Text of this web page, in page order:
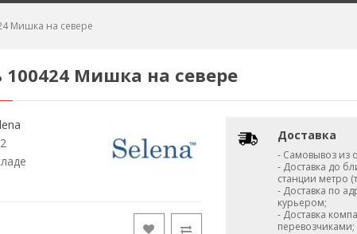
Мишка на севере
100424 Мишка на севере
Доставка
- Самовывоз из
- Доставка до
станции метро
- Доставка по
курьером;
- Доставка
перевозчиками;